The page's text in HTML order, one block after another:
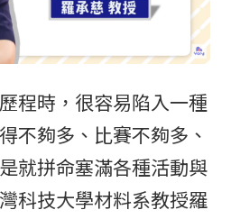
程時，很容易陷入一種
不夠多、比賽不夠多、
就拼命塞滿各種活動與
科技大學材料系教授羅